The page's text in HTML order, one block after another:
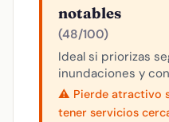
notables
(48/100)
Ideal si priorizas
inundaciones y
⚠️ Pierde atractivo
tener servicios